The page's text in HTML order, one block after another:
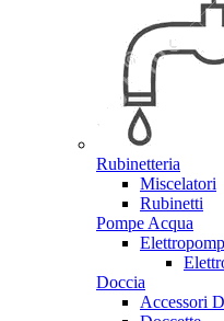
Rubinetteria
Miscelatori
Rubinetti
Pompe Acqua
Doccia
Accessori